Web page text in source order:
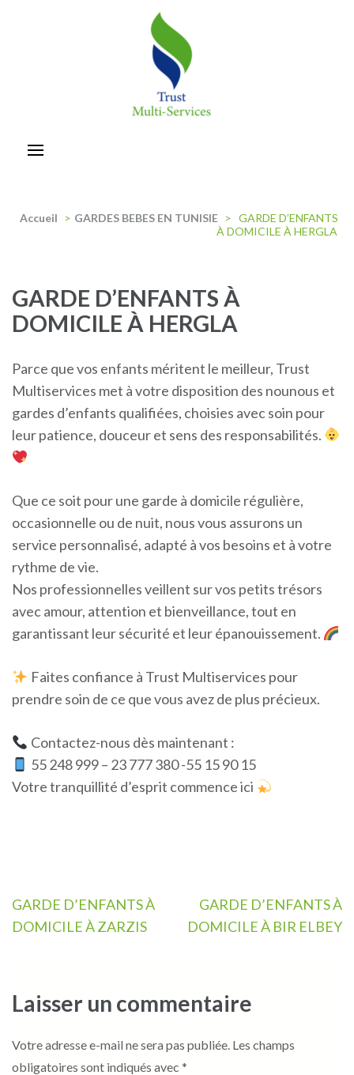
Accueil > GARDES BEBES EN TUNISIE > GARDE D’ENFANTS
À DOMICILE À HERGLA
GARDE D’ENFANTS À
DOMICILE À HERGLA
Parce que vos enfants méritent le meilleur, Trust
Multiservices met à votre disposition des nounous et
gardes d’enfants qualifiées, choisies avec soin pour
leur patience, douceur et sens des responsabilités.
Que ce soit pour une garde à domicile régulière,
occasionnelle ou de nuit, nous vous assurons un
service personnalisé, adapté à vos besoins et à votre
rythme de vie.
Nos professionnelles veillent sur vos petits trésors
avec amour, attention et bienveillance, tout en
garantissant leur sécurité et leur épanouissement.
Faites confiance à Trust Multiservices pour
prendre soin de ce que vous avez de plus précieux.
Contactez-nous dès maintenant :
55 248 999 – 23 777 380 -55 15 90 15
Votre tranquillité d’esprit commence ici
Navigation
de
GARDE D’ENFANTS À
DOMICILE À ZARZIS
GARDE D’ENFANTS À
DOMICILE À BIR ELBEY
Laisser un commentaire
Votre adresse e-mail ne sera pas publiée. Les champs
obligatoires sont indiqués avec *